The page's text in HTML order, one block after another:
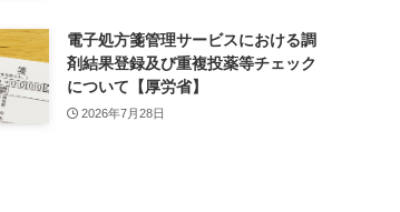
電子処方箋管理サービスにおける調
剤結果登録及び重複投薬等チェック
について【厚労省】
2026年7月28日